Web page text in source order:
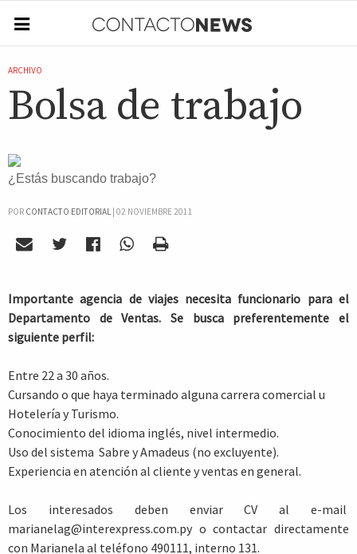
ARCHIVO
Bolsa de trabajo
¿Estás buscando trabajo?
POR CONTACTO EDITORIAL| 02 NOVIEMBRE 2011
Importante agencia de viajes necesita funcionario para el
Departamento de Ventas. Se busca preferentemente el
siguiente perfil:
Entre 22 a 30 años.
Cursando o que haya terminado alguna carrera comercial u
Hotelería y Turismo.
Conocimiento del idioma inglés, nivel intermedio.
Uso del sistema Sabre y Amadeus (no excluyente).
Experiencia en atención al cliente y ventas en general.
Los interesados deben enviar CV al e-mail
marianelag@interexpress.com.py o contactar directamente
con Marianela al teléfono 490111, interno 131.